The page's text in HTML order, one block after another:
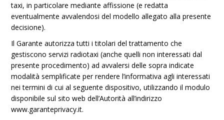
taxi, in particolare mediante affissione (e redatta
eventualmente avvalendosi del modello allegato alla presente
decisione).
Il Garante autorizza tutti i titolari del trattamento che
gestiscono servizi radiotaxi (anche quelli non interessati dal
presente procedimento) ad avvalersi delle sopra indicate
modalità semplificate per rendere l’informativa agli interessati
nei termini di cui al seguente dispositivo, utilizzando il modulo
disponibile sul sito web dell’Autorità all’indirizzo
www.garanteprivacy.it.